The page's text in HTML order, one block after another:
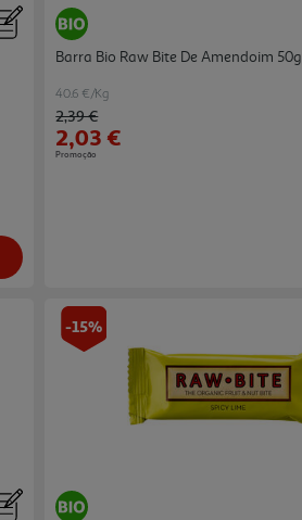
Barra Bio Raw Bite De Amendoim 50g
40.6 €/Kg
Price reduced from
2,39 €to
2,03 €
Promoção
-15%